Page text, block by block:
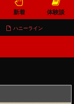
新着 体験談
ハニーライン